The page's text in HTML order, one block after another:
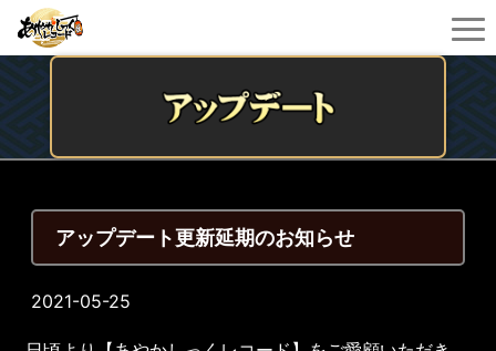
アップデート更新延期のお知らせ
2021-05-25